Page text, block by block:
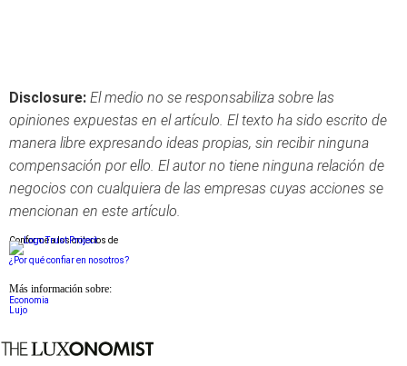
Disclosure: El medio no se responsabiliza sobre las
opiniones expuestas en el artículo. El texto ha sido escrito de
manera libre expresando ideas propias, sin recibir ninguna
compensación por ello. El autor no tiene ninguna relación de
negocios con cualquiera de las empresas cuyas acciones se
mencionan en este artículo.
Conforme a los criterios de
¿Por qué confiar en nosotros?
Más información sobre:
Economia
Lujo